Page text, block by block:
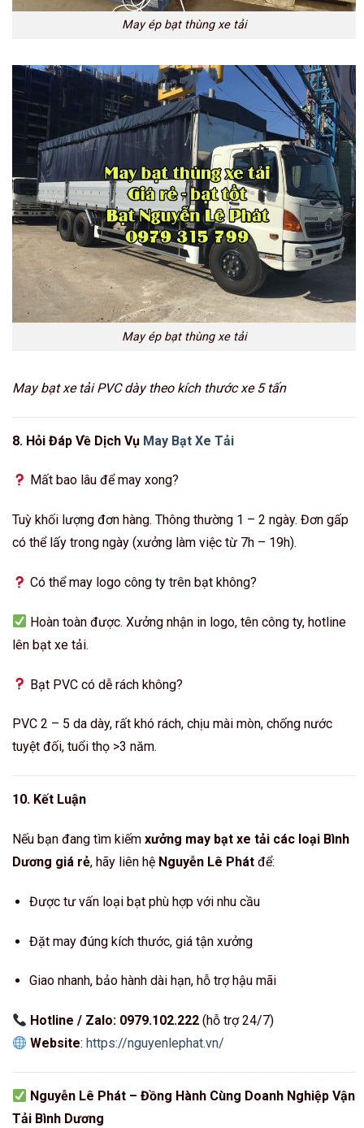
May ép bạt thùng xe tải
May ép bạt thùng xe tải
May bạt xe tải PVC dày theo kích thước xe 5 tấn
8. Hỏi Đáp Về Dịch Vụ May Bạt Xe Tải
Mất bao lâu để may xong?
Tuỳ khối lượng đơn hàng. Thông thường 1 – 2 ngày. Đơn gấp
có thể lấy trong ngày (xưởng làm việc từ 7h – 19h).
Có thể may logo công ty trên bạt không?
Hoàn toàn được. Xưởng nhận in logo, tên công ty, hotline
lên bạt xe tải.
Bạt PVC có dễ rách không?
PVC 2 – 5 da dày, rất khó rách, chịu mài mòn, chống nước
tuyệt đối, tuổi thọ >3 năm.
10. Kết Luận
Nếu bạn đang tìm kiếm xưởng may bạt xe tải các loại Bình
Dương giá rẻ, hãy liên hệ Nguyễn Lê Phát để:
Được tư vấn loại bạt phù hợp với nhu cầu
Đặt may đúng kích thước, giá tận xưởng
Giao nhanh, bảo hành dài hạn, hỗ trợ hậu mãi
Hotline / Zalo: 0979.102.222 (hỗ trợ 24/7)
Website: https://nguyenlephat.vn/
Nguyễn Lê Phát – Đồng Hành Cùng Doanh Nghiệp Vận
Tải Bình Dương